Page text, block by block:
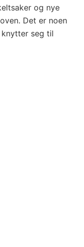
og nye
Det er noen
seg til